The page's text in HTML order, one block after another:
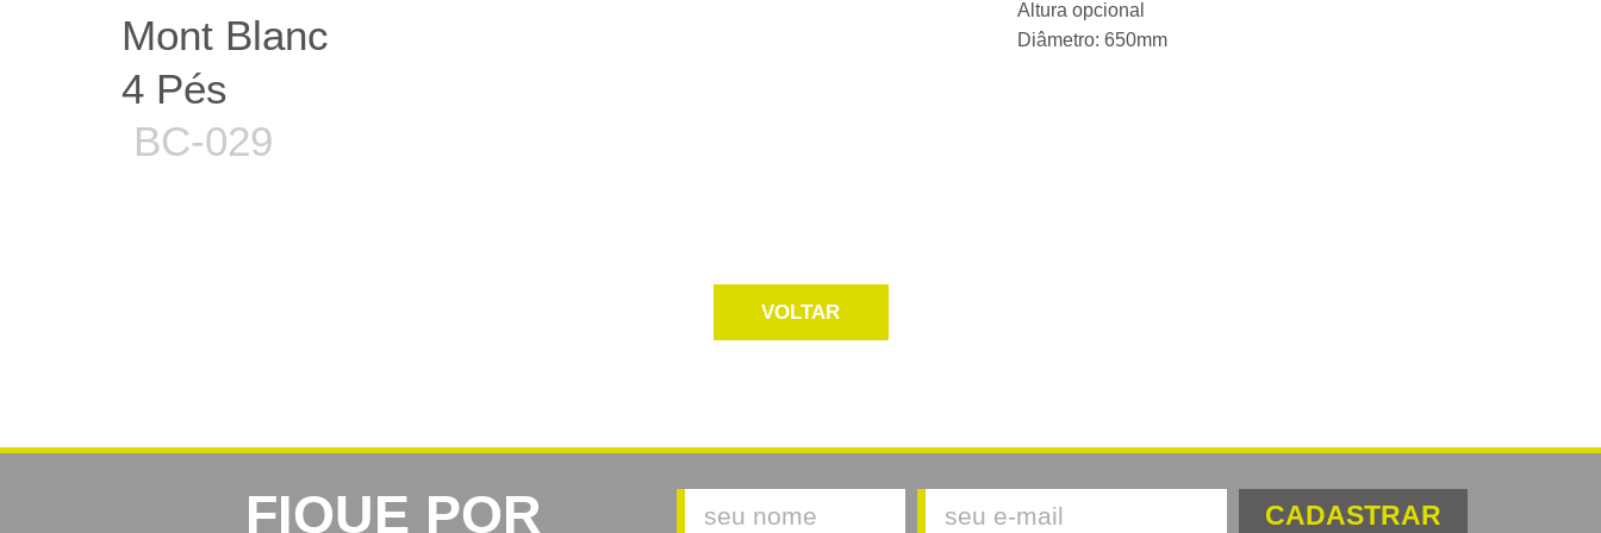
Mont Blanc
4 Pés
BC-029
Altura opcional
Diâmetro: 650mm
VOLTAR
FIQUE POR CADASTRAR